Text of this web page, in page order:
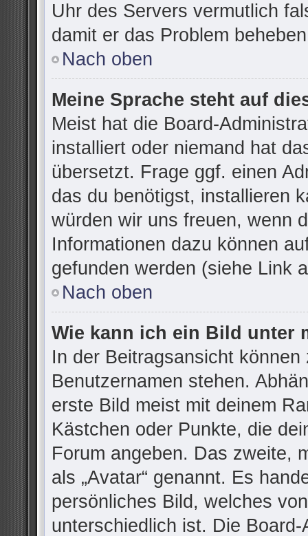
Uhr des Servers vermutlich
damit er das Problem
Nach oben
Meine Sprache steht auf
Meist hat die Board-
installiert oder niemand hat
übersetzt. Frage ggf. einen
das du benötigst, installieren
würden wir uns freuen, wenn
Informationen dazu können
gefunden werden (siehe Link
Nach oben
Wie kann ich ein Bild unter
In der Beitragsansicht
Benutzernamen stehen.
erste Bild meist mit deinem
Kästchen oder Punkte, die
Forum angeben. Das zweite,
als „Avatar“ genannt. Es
persönliches Bild, welches
unterschiedlich ist. Die